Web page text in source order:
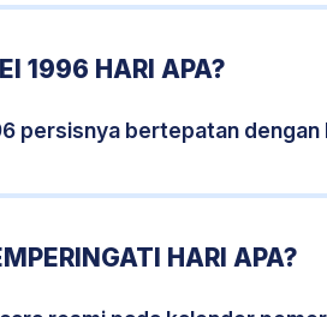
1996 HARI APA?
persisnya bertepatan dengan
HARI APA?